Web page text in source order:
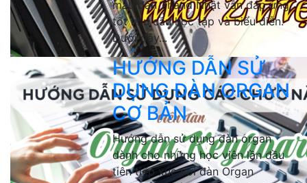
mẫu đàn 2hand Nhật vẫn đáp ứng
tốt nhu cầu học tập và biểu diễn.
Dưới đây...
HƯỚNG DẪN SỬ
DỤNG ĐÀN ORGAN
CƠ BẢN
Hướng dẫn sử dụng đàn organ
dành cho những học viên lần đầu
tiên tiếp xúc với đàn Organ